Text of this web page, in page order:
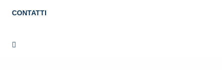
CONTATTI